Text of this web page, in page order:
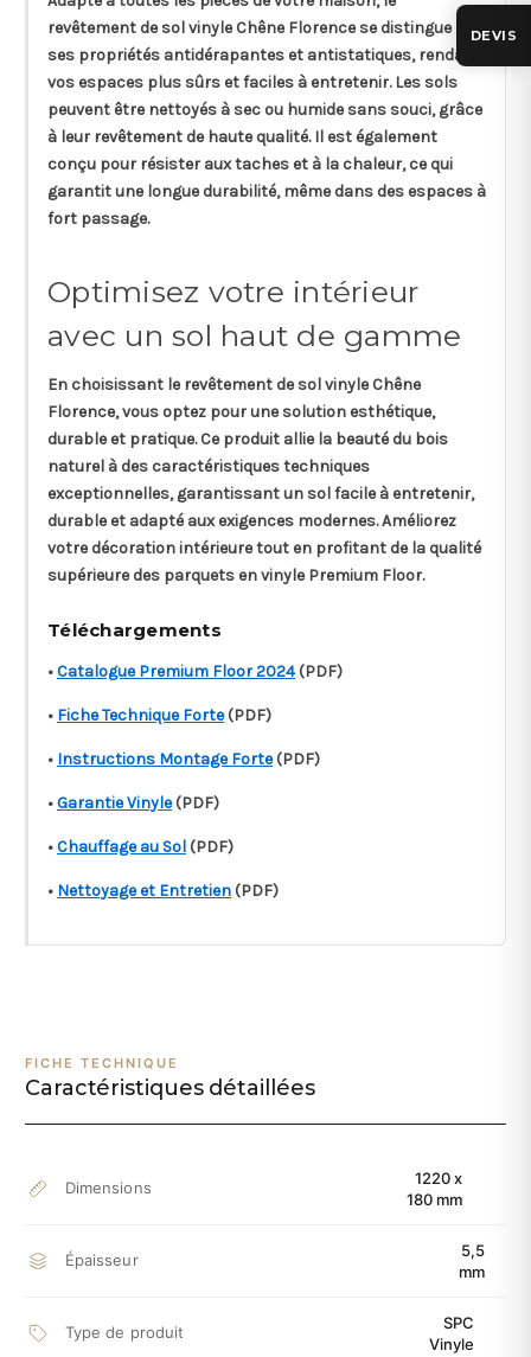
revêtement de sol vinyle Chêne Florence se distingue par
ses propriétés antidérapantes et antistatiques, rendant
vos espaces plus sûrs et faciles à entretenir. Les sols
peuvent être nettoyés à sec ou humide sans souci, grâce
à leur revêtement de haute qualité. Il est également
conçu pour résister aux taches et à la chaleur, ce qui
garantit une longue durabilité, même dans des espaces à
fort passage.
Optimisez votre intérieur
avec un sol haut de gamme
En choisissant le revêtement de sol vinyle Chêne
Florence, vous optez pour une solution esthétique,
durable et pratique. Ce produit allie la beauté du bois
naturel à des caractéristiques techniques
exceptionnelles, garantissant un sol facile à entretenir,
durable et adapté aux exigences modernes. Améliorez
votre décoration intérieure tout en profitant de la qualité
supérieure des parquets en vinyle Premium Floor.
Téléchargements
•Catalogue Premium Floor 2024 (PDF)
• Fiche Technique Forte(PDF)
• Instructions Montage Forte(PDF)
•Garantie Vinyle(PDF)
•Chauffage au Sol (PDF)
• Nettoyage et Entretien (PDF)
FICHE TECHNIQUE
Caractéristiques détaillées
Dimensions
1220 x
180 mm
Épaisseur
5,5
mm
Type de produit
SPC
Vinyle
DEVIS